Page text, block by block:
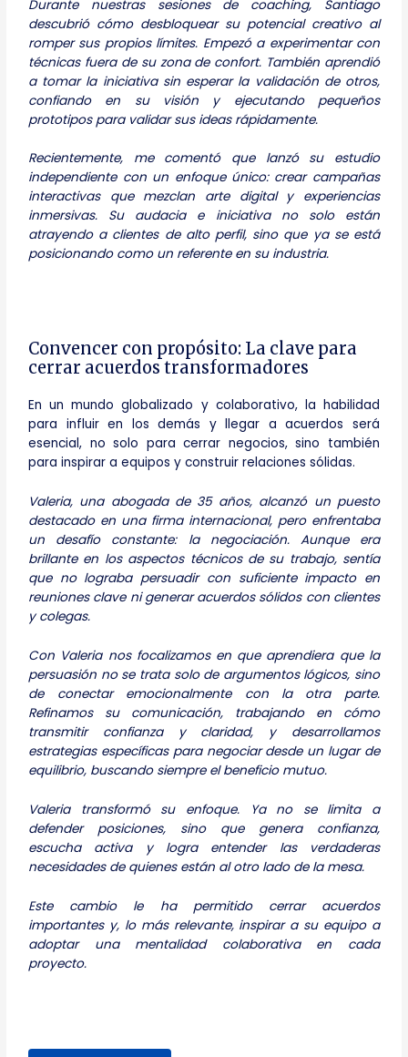
Durante nuestras sesiones de coaching, Santiago
descubrió cómo desbloquear su potencial creativo al
romper sus propios límites. Empezó a experimentar con
técnicas fuera de su zona de confort. También aprendió
a tomar la iniciativa sin esperar la validación de otros,
confiando en su visión y ejecutando pequeños
prototipos para validar sus ideas rápidamente.
Recientemente, me comentó que lanzó su estudio
independiente con un enfoque único: crear campañas
interactivas que mezclan arte digital y experiencias
inmersivas. Su audacia e iniciativa no solo están
atrayendo a clientes de alto perfil, sino que ya se está
posicionando como un referente en su industria.
Convencer con propósito: La clave para
cerrar acuerdos transformadores
En un mundo globalizado y colaborativo, la habilidad
para influir en los demás y llegar a acuerdos será
esencial, no solo para cerrar negocios, sino también
para inspirar a equipos y construir relaciones sólidas.
Valeria, una abogada de 35 años, alcanzó un puesto
destacado en una firma internacional, pero enfrentaba
un desafío constante: la negociación. Aunque era
brillante en los aspectos técnicos de su trabajo, sentía
que no lograba persuadir con suficiente impacto en
reuniones clave ni generar acuerdos sólidos con clientes
y colegas.
Con Valeria nos focalizamos en que aprendiera que la
persuasión no se trata solo de argumentos lógicos, sino
de conectar emocionalmente con la otra parte.
Refinamos su comunicación, trabajando en cómo
transmitir confianza y claridad, y desarrollamos
estrategias específicas para negociar desde un lugar de
equilibrio, buscando siempre el beneficio mutuo.
Valeria transformó su enfoque. Ya no se limita a
defender posiciones, sino que genera confianza,
escucha activa y logra entender las verdaderas
necesidades de quienes están al otro lado de la mesa.
Este cambio le ha permitido cerrar acuerdos
importantes y, lo más relevante, inspirar a su equipo a
adoptar una mentalidad colaborativa en cada
proyecto.